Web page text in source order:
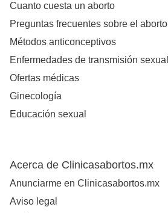
Cuanto cuesta un aborto
Preguntas frecuentes sobre el aborto
Métodos anticonceptivos
Enfermedades de transmisión sexual
Ofertas médicas
Ginecología
Educación sexual
Acerca de Clinicasabortos.mx
Anunciarme en Clinicasabortos.mx
Aviso legal